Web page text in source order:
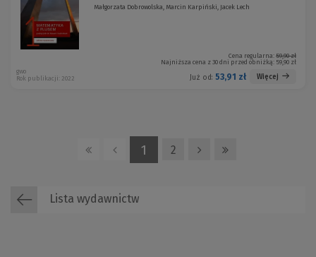
Małgorzata Dobrowolska, Marcin Karpiński, Jacek Lech
Cena regularna: 59,90 zł
Najniższa cena z 30 dni przed obniżką: 59,90 zł
Już od: 53,91 zł Więcej
gwo
Rok publikacji: 2022
1 2
Lista wydawnictw